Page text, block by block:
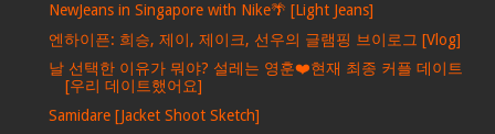
NewJeans in Singapore with Nike🌴 [Light Jeans]
엔하이픈: 희승, 제이, 제이크, 선우의 글램핑 브이로그 [Vlog]
날 선택한 이유가 뭐야? 설레는 영훈❤️현재 최종 커플 데이트
[우리 데이트했어요]
Samidare [Jacket Shoot Sketch]